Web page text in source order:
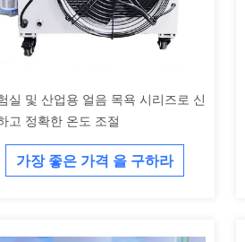
실 및 산업용 얼음 목욕 시리즈로 신
고 정확한 온도 조절
가장 좋은 가격 을 구하라